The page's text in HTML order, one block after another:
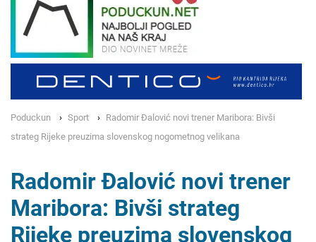
Poduckun Sport
Radomir Đalović novi trener Maribora: Bivši
strateg Rijeke preuzima slovenskog nogometnog velikana
Radomir Đalović novi trener
Maribora: Bivši strateg
Rijeke preuzima slovenskog